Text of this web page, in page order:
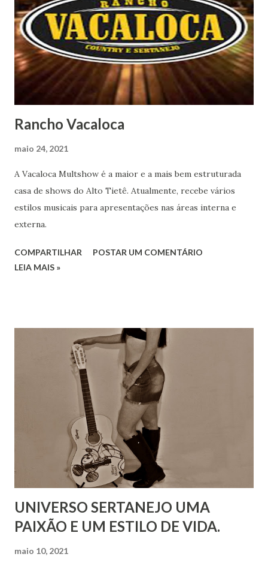
Rancho Vacaloca
maio 24, 2021
A Vacaloca Multshow é a maior e a mais bem estruturada
casa de shows do Alto Tietê. Atualmente, recebe vários
estilos musicais para apresentações nas áreas interna e
externa.
COMPARTILHAR
POSTAR UM COMENTÁRIO
LEIA MAIS »
UNIVERSO SERTANEJO UMA
PAIXÃO E UM ESTILO DE VIDA.
maio 10, 2021